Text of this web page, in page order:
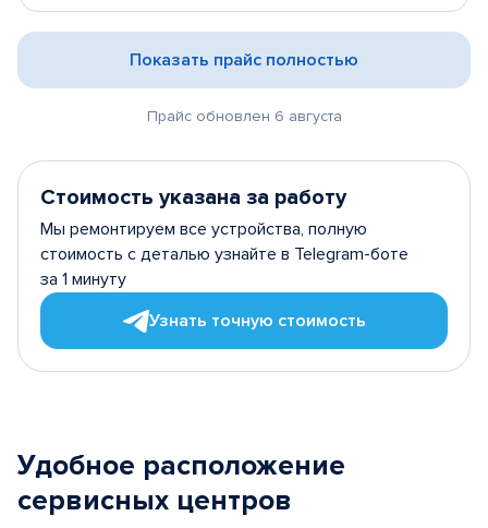
Показать прайс полностью
Прайс обновлен 6 августа
Стоимость указана за работу
Мы ремонтируем все устройства, полную
стоимость с деталью узнайте в Telegram-боте
за 1 минуту
Узнать точную стоимость
Удобное расположение
сервисных центров